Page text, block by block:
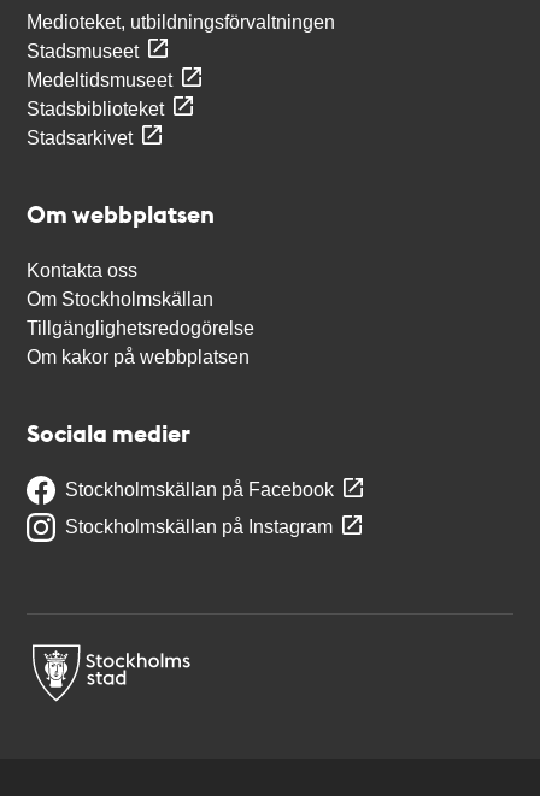
Medioteket, utbildningsförvaltningen
Stadsmuseet
Medeltidsmuseet
Stadsbiblioteket
Stadsarkivet
Om webbplatsen
Kontakta oss
Om Stockholmskällan
Tillgänglighetsredogörelse
Om kakor på webbplatsen
Sociala medier
Stockholmskällan på Facebook
Stockholmskällan på Instagram